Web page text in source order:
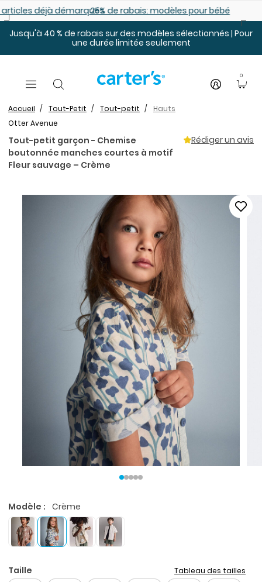
démarqués25% de rabais: modèles pour bébé
Jusqu'à 40 % de rabais sur des modèles sélectionnés | Pour
une durée limitée seulement
0
Accueil Tout-Petit Tout-petit
Hauts
Otter Avenue
Tout-petit garçon - Chemise
boutonnée manches courtes à motif
Fleur sauvage – Crème
Rédiger un avis
Modèle : Crème
Taille Tableau des tailles